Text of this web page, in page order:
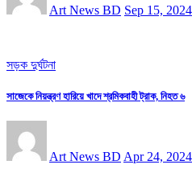
Art News BD Sep 15, 2024
সড়ক দুর্ঘটনা
সাজেকে নিয়ন্ত্রণ হারিয়ে খাদে শ্রমিকবাহী ট্রাক, নিহত ৬
Art News BD Apr 24, 2024